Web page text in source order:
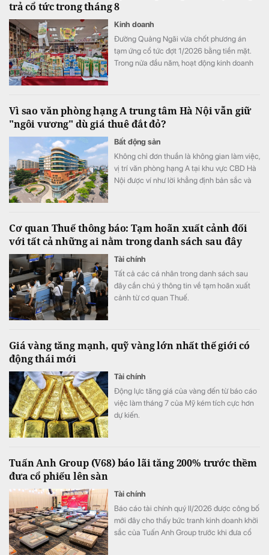
trả cổ tức trong tháng 8
Kinh doanh
Đường Quảng Ngãi vừa chốt phương án
tạm ứng cổ tức đợt 1/2026 bằng tiền mặt.
Trong nửa đầu năm, hoạt động kinh doanh
Vì sao văn phòng hạng A trung tâm Hà Nội vẫn giữ
"ngôi vương" dù giá thuê đắt đỏ?
Bất động sản
Không chỉ đơn thuần là không gian làm việc,
vị trí văn phòng hạng A tại khu vực CBD Hà
Nội được ví như lời khẳng định bản sắc và
biến khu vực trung tâm thành lựa chọn hàng
đầu của các tập đoàn đa quốc gia.
Cơ quan Thuế thông báo: Tạm hoãn xuất cảnh đối
với tất cả những ai nằm trong danh sách sau đây
Tài chính
Tất cả các cá nhân trong danh sách sau
đây cần chú ý thông tin về tạm hoãn xuất
cảnh từ cơ quan Thuế.
Giá vàng tăng mạnh, quỹ vàng lớn nhất thế giới có
động thái mới
Tài chính
Động lực tăng giá của vàng đến từ báo cáo
việc làm tháng 7 của Mỹ kém tích cực hơn
dự kiến.
Tuấn Anh Group (V68) báo lãi tăng 200% trước thềm
đưa cổ phiếu lên sàn
Tài chính
Báo cáo tài chính quý II/2026 được công bố
mới đây cho thấy bức tranh kinh doanh khởi
sắc của Tuấn Anh Group trước khi đưa cổ